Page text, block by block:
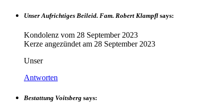
Unser Aufrichtiges Beileid. Fam. Robert Klampfl says:
Kondolenz vom 28 September 2023
Kerze angezündet am 28 September 2023
Unser
Antworten
Bestattung Voitsberg says: